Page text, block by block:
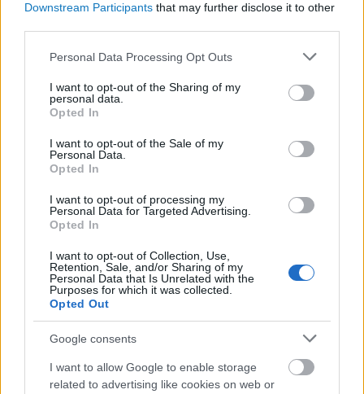
Downstream Participants that may further disclose it to other
Please note that this website/app uses one or more Google
not limited to your visit or usage behaviour. You may click to
grant or deny consent to Google and its third-party tags to
use your data for below specified purposes in below Google
consent section.
Personal Data Processing Opt Outs
I want to opt-out of the Sharing of my
personal data.
Opted In
I want to opt-out of the Sale of my
Personal Data.
Opted In
I want to opt-out of processing my
Personal Data for Targeted Advertising.
Opted In
I want to opt-out of Collection, Use,
Retention, Sale, and/or Sharing of my
Personal Data that Is Unrelated with the
Purposes for which it was collected.
Opted Out
Google consents
I want to allow Google to enable storage
related to advertising like cookies on web or
Esély nyílhat új, Indextől eltérő szellemiségű,
közéleti témákban erős médiaprojekteknek,
fiatal újságíróknak, akiket akár a konzervatív
álláspontjuk miatt nem vettek volna fel
dolgozni az Indexhez. Én szeretném, hogy
sok érdekes, politikamentes tartalmat is
elérhetek.
Tetszik
AJÁNLOTT BEJEGYZÉSEK: